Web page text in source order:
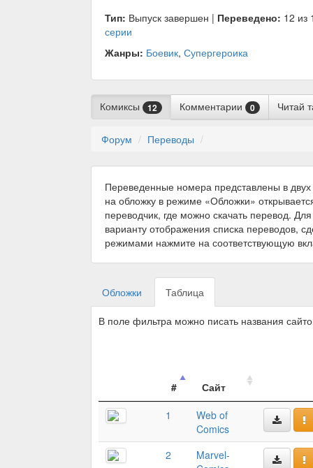
Тип: Выпуск завершен | Переведено: 12 из
серии
Жанры: Боевик, Супергероика
Комиксы 12 Комментарии 0 Читай
Форум Переводы
Переведенные номера представлены в
на обложку в режиме «Обложки»
переводчик, где можно скачать перевод.
варианту отображения списка переводов,
режимами нажмите на соответствующую
Обложки Таблица
В поле фильтра можно писать названия
#
Сайт
1
Web of
Comics
2
Marvel-